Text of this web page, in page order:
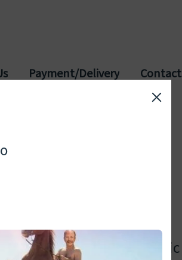
Payment/Delivery
дженерик